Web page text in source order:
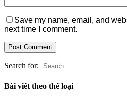
Save my name, email, and
next time I comment.
Search for:
Bài viết theo thể loại